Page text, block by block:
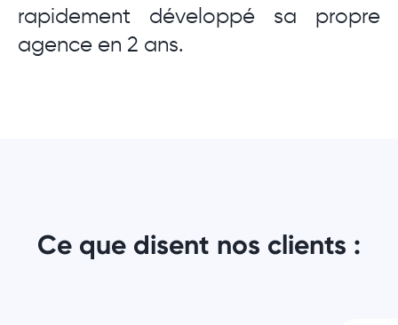
rapidement développé sa propre
agence en 2 ans.
Ce que disent nos clients :